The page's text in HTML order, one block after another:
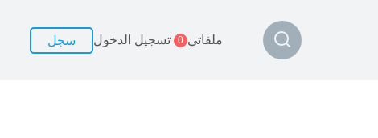
ملفاتي 0 تسجيل الدخول سجل